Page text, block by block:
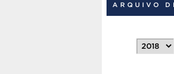
ARQUIVO